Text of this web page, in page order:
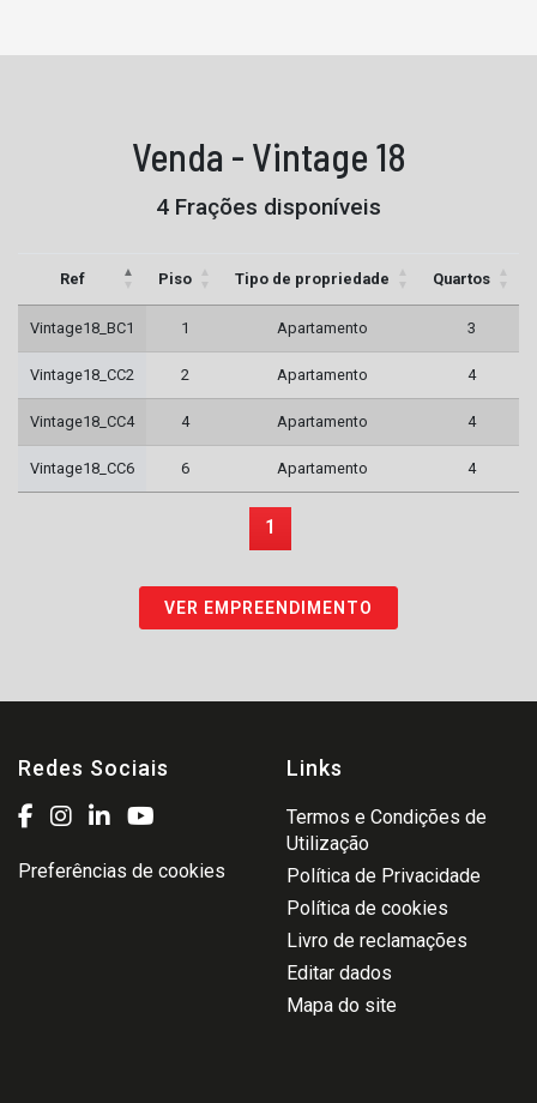
Venda - Vintage 18
4 Frações disponíveis
Ref Piso Tipo de propriedade Quartos
Vintage18_BC1 1 Apartamento 3
Vintage18_CC2 2 Apartamento 4
Vintage18_CC4 4 Apartamento 4
Vintage18_CC6 6 Apartamento 4
1
VER EMPREENDIMENTO
Redes Sociais
Preferências de cookies
Links
Termos e Condições de
Utilização
Política de Privacidade
Política de cookies
Livro de reclamações
Editar dados
Mapa do site